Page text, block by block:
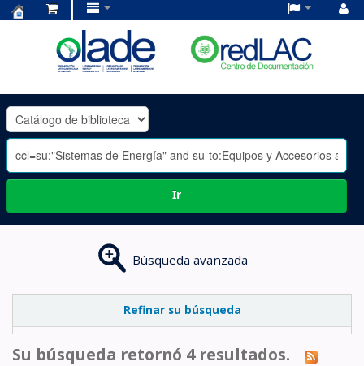
OLADE
-
Ir
Búsqueda avanzada
Refinar su búsqueda
Su búsqueda retornó 4 resultados.